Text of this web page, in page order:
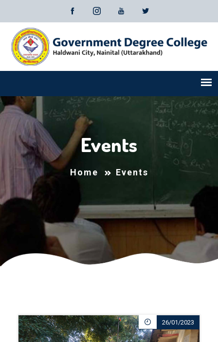
Events
Home Events
26/01/2023